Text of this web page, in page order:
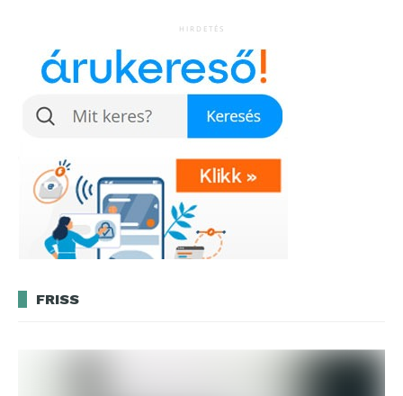
HIRDETÉS
FRISS